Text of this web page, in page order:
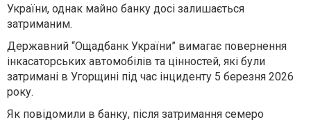
України, однак майно банку досі залишається
затриманим.
Державний “Ощадбанк України” вимагає повернення
інкасаторських автомобілів та цінностей, які були
затримані в Угорщині під час інциденту 5 березня 2026
року.
Як повідомили в банку, після затримання семеро